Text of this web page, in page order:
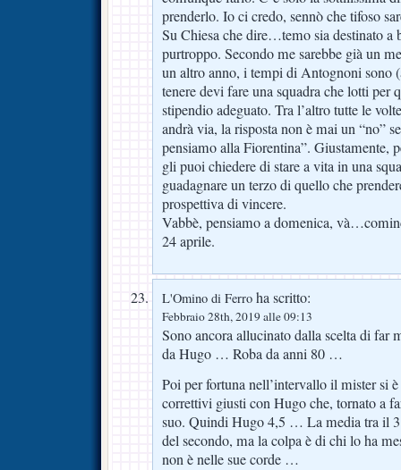
prenderlo. Io ci credo, sennò che tifoso
Su Chiesa che dire…temo sia destinato a
purtroppo. Secondo me sarebbe già un
un altro anno, i tempi di Antognoni sono
tenere devi fare una squadra che lotti per
stipendio adeguato. Tra l’altro tutte le
andrà via, la risposta non è mai un “no”
pensiamo alla Fiorentina”. Giustamente,
gli puoi chiedere di stare a vita in una
guadagnare un terzo di quello che
prospettiva di vincere.
Vabbè, pensiamo a domenica,
24 aprile.
L'Omino di Ferro ha scritto:
Febbraio 28th, 2019 alle 09:13
Sono ancora allucinato dalla scelta di far
da Hugo … Roba da anni 80 …
Poi per fortuna nell’intervallo il mister si
correttivi giusti con Hugo che, tornato a
suo. Quindi Hugo 4,5 … La media tra il
del secondo, ma la colpa è di chi lo ha
non è nelle sue corde …